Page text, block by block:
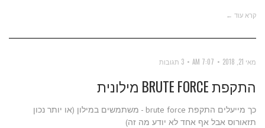
קרא עוד ←
מאי 21, 2018 7:07 AM 3 תגובות
התקפת BRUTE FORCE מילונית
כך מייעלים התקפת brute force - משתמשים במילון (או יותר נכון
תזאורוס אבל אף אחד לא יודע מה זה)